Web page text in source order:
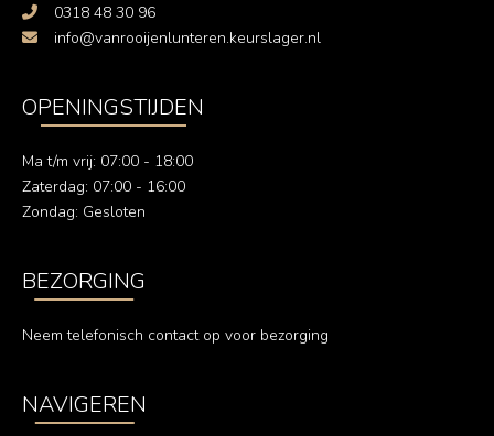
0318 48 30 96
info@vanrooijenlunteren.keurslager.nl
OPENINGSTIJDEN
Ma t/m vrij: 07:00 - 18:00
Zaterdag: 07:00 - 16:00
Zondag: Gesloten
BEZORGING
Neem telefonisch contact op voor bezorging
NAVIGEREN